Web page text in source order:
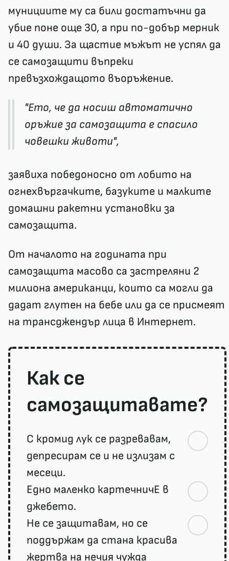
мунициите му са били достатъчни да
убие поне още 30, а при по-добър мерник
и 40 души. За щастие мъжът не успял да
се самозащити въпреки
превъзхождащото въоръжение.
"Ето, че да носиш автоматично
оръжие за самозащита е спасило
човешки животи",
заявиха победоносно от лобито на
огнехвъргачките, базуките и малките
домашни ракетни установки за
самозащита.
От началото на годината при
самозащита масово са застреляни 2
милиона американци, които са могли да
дадат глутен на бебе или да се присмеят
на трансджендър лица в Интернет.
Как се
самозащитавате?
С кромид лук се разревавам,
депресирам се и не излизам с
месеци.
Едно маленко картечничЕ в
джебето.
Не се защитавам, но се
поддържам да стана красива
жертва на нечия чужда